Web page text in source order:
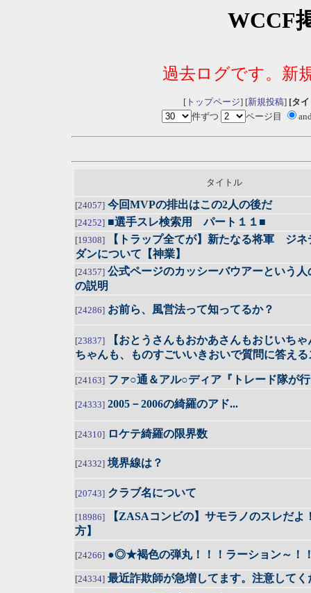
WCCF
過去ログです。新
[トップページ] [新規投稿] [タ
件ずつ
ページ目
タイトル
[24057] 今回MVPの排出はこの2人の後だ
[24252] ■選手スレ検索用 パート１１■
[19308]
【トラップ全てが】新たなる将軍 ジネ
ダンについて【神業】
[24357] 公式ページのカッシーバウアーという人
の説明
[24286] お前ら、風営法って知ってるか？
[23837]
【おとうさんもおかあさんもおじいち
ちゃんも、ものすごいいきおいで質問に答える
[24163] ファ○通＆アル○ディア『トレード隊が
[24333] 2005－2006の綺羅のアド...
[24310] ロケテ綺羅の限界数
[24332] 境界線は？
[20743] クラブ名について
[18986]
【ZASAコンビの】サモラノのスレだよ
方】
[24266] ●◎★褐色の弾丸！！！ラーション～
[24334] 最近詐欺師が急増してます。注意してく